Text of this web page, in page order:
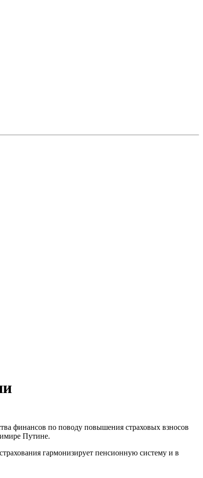
финансов по поводу повышения страховых взносов
Путине.
гармонизирует пенсионную систему и в